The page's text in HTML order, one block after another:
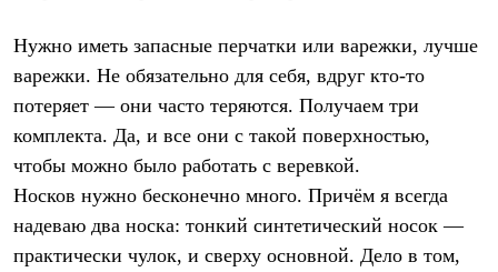
Нужно иметь запасные перчатки или варежки, лучше
варежки. Не обязательно для себя, вдруг кто-то
потеряет — они часто теряются. Получаем три
комплекта. Да, и все они с такой поверхностью,
чтобы можно было работать с веревкой.
Носков нужно бесконечно много. Причём я всегда
надеваю два носка: тонкий синтетический носок —
практически чулок, и сверху основной. Дело в том,